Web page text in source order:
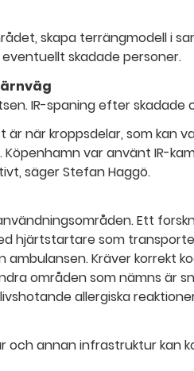
skapa terrängmodell i
skadade personer.
IR-spaning efter
är när kroppsdelar, som kan
Köpenhamn var använt IR-
säger Stefan Haggö.
Ett
hjärtstartare som
ambulansen. Kräver korrekt
områden som nämns är
allergiska
och annan infrastruktur kan